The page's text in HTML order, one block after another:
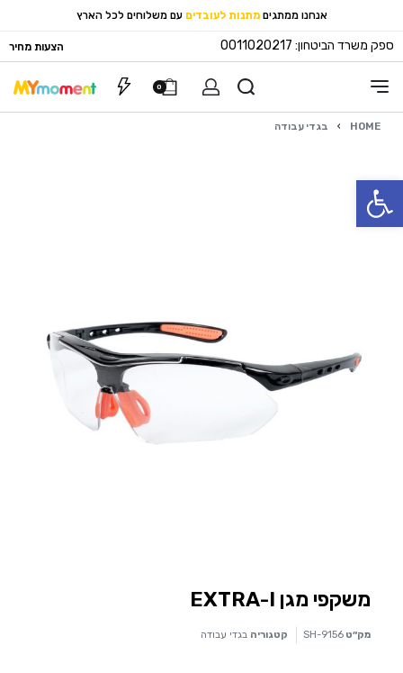
פתח סרגל נגישות
אנחנו ממתגים מתנות לעובדים עם משלוחים לכל הארץ
ספק משרד הביטחון: 0011020217 הצעות מחיר
0
HOME
› בגדי עבודה
משקפי מגן EXTRA-I
מק״ט SH-9156 קטגוריה בגדי עבודה